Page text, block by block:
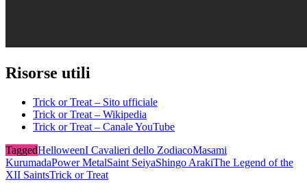
Risorse utili
Trick or Treat – Sito ufficiale
Trick or Treat – Wikipedia
Trick or Treat – Canale YouTube
TaggedHelloweenI Cavalieri dello ZodiacoMasami
KurumadaPower MetalSaint SeiyaShingo ArakiThe Legend of the
XII SaintsTrick or Treat